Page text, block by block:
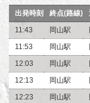
出発時刻 終点(路線)
11:43
岡山駅
11:53
岡山駅
12:03
岡山駅
12:13
岡山駅
12:23
岡山駅